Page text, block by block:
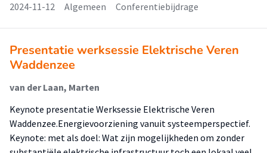
2024-11-12 Algemeen Conferentiebijdrage
Presentatie werksessie Elektrische Veren
Waddenzee
van der Laan, Marten
Keynote presentatie Werksessie Elektrische Veren
Waddenzee.Energievoorziening vanuit systeemperspectief.
Keynote: met als doel: Wat zijn mogelijkheden om zonder